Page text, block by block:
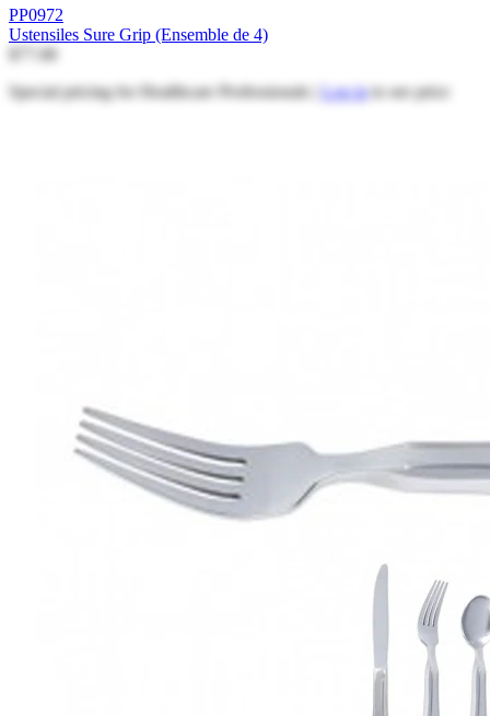
PP0972
Ustensiles Sure Grip (Ensemble de 4)
$77.08
Special pricing for Healthcare Professionals | Log into see price